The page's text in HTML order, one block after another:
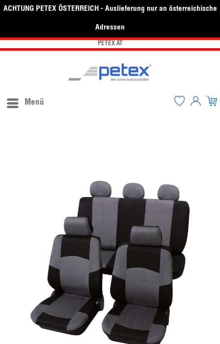
ACHTUNG PETEX ÖSTERREICH - Auslieferung nur an österreichische
Adressen
PETEX AT
Menü